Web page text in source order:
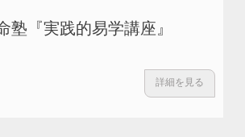
塾『実践的易学講座』
詳細を見る